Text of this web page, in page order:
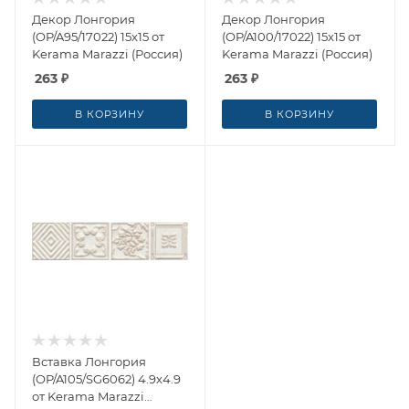
Декор Лонгория
(OP/A95/17022) 15x15 от
Kerama Marazzi (Россия)
263 ₽
В КОРЗИНУ
Декор Лонгория
(OP/A100/17022) 15x15 от
Kerama Marazzi (Россия)
263 ₽
В КОРЗИНУ
Вставка Лонгория
(OP/A105/SG6062) 4.9x4.9
от Kerama Marazzi